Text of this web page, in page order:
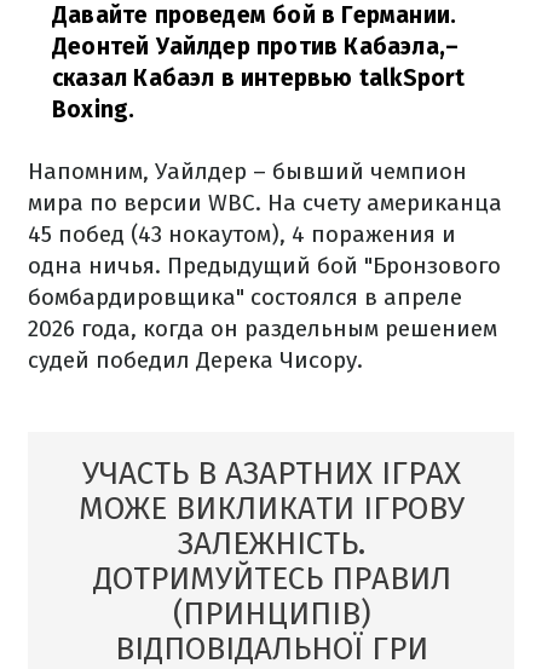
Давайте проведем бой в Германии.
Деонтей Уайлдер против Кабаэла,–
сказал Кабаэл в интервью talkSport
Boxing.
Напомним, Уайлдер – бывший чемпион
мира по версии WBC. На счету американца
45 побед (43 нокаутом), 4 поражения и
одна ничья. Предыдущий бой "Бронзового
бомбардировщика" состоялся в апреле
2026 года, когда он раздельным решением
судей победил Дерека Чисору.
УЧАСТЬ В АЗАРТНИХ ІГРАХ
МОЖЕ ВИКЛИКАТИ ІГРОВУ
ЗАЛЕЖНІСТЬ.
ДОТРИМУЙТЕСЬ ПРАВИЛ
(ПРИНЦИПІВ)
ВІДПОВІДАЛЬНОЇ ГРИ